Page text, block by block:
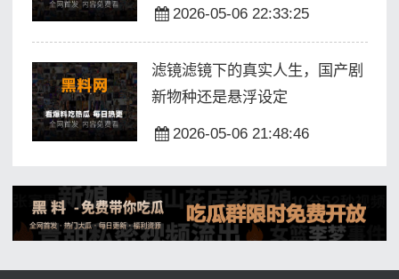
2026-05-06 22:33:25
滤镜滤镜下的真实人生，国产剧
新物种还是悬浮设定
2026-05-06 21:48:46